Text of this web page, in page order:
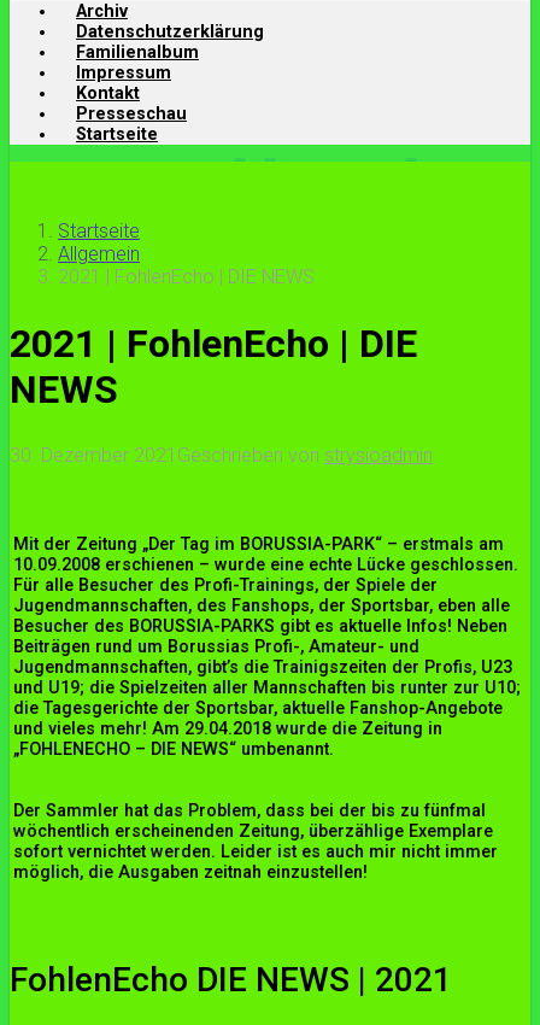
Archiv
Datenschutzerklärung
Familienalbum
Impressum
Kontakt
Presseschau
Startseite
Startseite
Allgemein
2021 | FohlenEcho | DIE NEWS
2021 | FohlenEcho | DIE
NEWS
30. Dezember 2021 Geschrieben von strysioadmin
Mit der Zeitung „Der Tag im BORUSSIA-PARK“ – erstmals am
10.09.2008 erschienen – wurde eine echte Lücke geschlossen.
Für alle Besucher des Profi-Trainings, der Spiele der
Jugendmannschaften, des Fanshops, der Sportsbar, eben alle
Besucher des BORUSSIA-PARKS gibt es aktuelle Infos! Neben
Beiträgen rund um Borussias Profi-, Amateur- und
Jugendmannschaften, gibt’s die Trainigszeiten der Profis, U23
und U19; die Spielzeiten aller Mannschaften bis runter zur U10;
die Tagesgerichte der Sportsbar, aktuelle Fanshop-Angebote
und vieles mehr! Am 29.04.2018 wurde die Zeitung in
„FOHLENECHO – DIE NEWS“ umbenannt.
Der Sammler hat das Problem, dass bei der bis zu fünfmal
wöchentlich erscheinenden Zeitung, überzählige Exemplare
sofort vernichtet werden. Leider ist es auch mir nicht immer
möglich, die Ausgaben zeitnah einzustellen!
FohlenEcho DIE NEWS | 2021